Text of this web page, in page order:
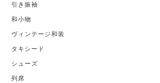
引き振袖
和小物
ヴィンテージ和装
タキシード
シューズ
列席